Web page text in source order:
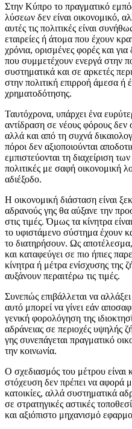
Στην Κύπρο το πραγματικό
λύσεων δεν είναι οικονομικό,
αυτές τις πολιτικές είναι
εταιρείες ή άτομα που έχουν
χρόνια, ορισμένες φορές και
που συμμετέχουν ενεργά στην
συστηματικά και σε αρκετές
στην πολιτική επιρροή άμεσα
χρηματοδότησης.
Ταυτόχρονα, υπάρχει ένα
αντίδραση σε νέους φόρους δεν
αλλά και από τη συχνά
πόροι δεν αξιοποιούνται
εμπιστεύονται τη διαχείριση
πολιτικές με σαφή οικονομική
αδιέξοδο.
Η οικονομική διάσταση είναι
αδρανούς γης θα αύξανε την
στις τιμές. Όμως τα κίνητρα
το υφιστάμενο σύστημα έχουν
το διατηρήσουν. Ως
και καταφεύγει σε πιο ήπιες
κίνητρα ή μέτρα ενίσχυσης της
αυξάνουν περαιτέρω τις τιμές.
Συνεπώς επιβάλλεται να
αυτό μπορεί να γίνει εάν
γενική φορολόγηση της
αδράνειας σε περιοχές υψηλής
γης συνεπάγεται πραγματικό
την κοινωνία.
Ο σχεδιασμός του μέτρου είναι
στόχευση δεν πρέπει να αφορά
κατοικίες, αλλά συστηματικά
σε στρατηγικές αστικές
και αξιόπιστο μηχανισμό